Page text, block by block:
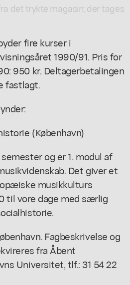
det trykte magasin; der tages
fire kurser i
1990/91. Pris for
950 kr. Deltagerbetalingen
fastlagt.
(København)
og er 1. modul af
Det giver et
musikkulturs
til vore dage med særlig
Fagbeskrivelse og
fra Åbent
Universitet, tlf.: 31 54 22